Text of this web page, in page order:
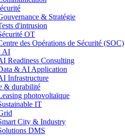
& Stratégie
d'intrusion
OT
des Opérations de Sécurité (SOC)
AI
Readiness Consulting
& AI Application
Infrastructure
& durabilité
photovoltaïque
IT
City & Industry
DMS